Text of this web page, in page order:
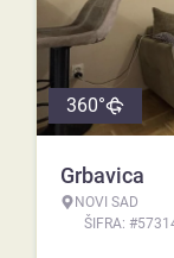
360°
Grbavica
NOVI SAD
ŠIFRA: